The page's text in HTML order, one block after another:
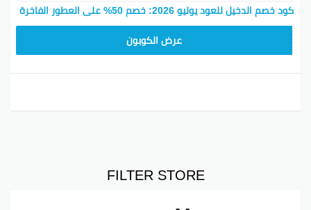
كود خصم الدخيل للعود يوليو 2026: خصم 50% على العطور الفاخرة
عرض الكوبون
FILTER STORE